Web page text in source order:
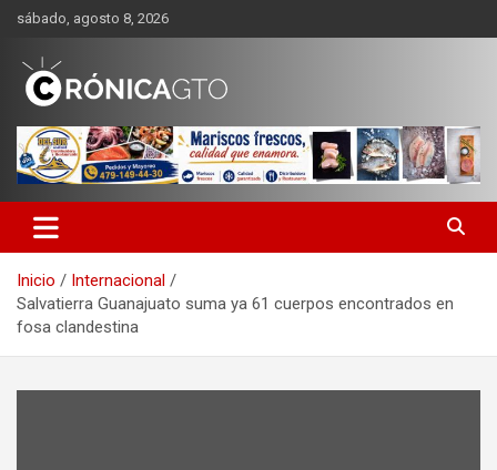
Saltar
contenido
sábado, agosto 8, 2026
CRONICA GUANAJUATO
Inicio
Internacional
Salvatierra Guanajuato suma ya 61 cuerpos encontrados en
fosa clandestina